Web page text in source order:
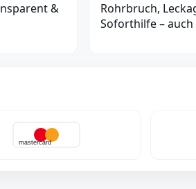
&
Rohrbruch,
Soforthilfe – auch
mastercard